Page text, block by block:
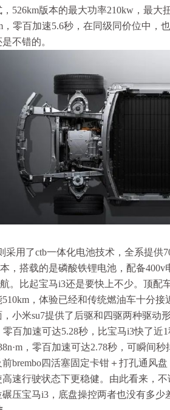
526km版本的最大功率210kw，最大
，零百加速5.6秒，在同级同价位中
不错的。
采用了ctb一体化电池技术，全系提供
，搭载的是磷酸铁锂电池，配备
。比起宝马i3还是要快上不少。顶配
510km，体验已经和传统燃油车十分接
小米su7提供了后驱和四驱两种驱动
零百加速可达5.28秒，比宝马i3快了
，零百加速可达2.78秒，可瞬间
brembo四活塞固定卡钳＋打孔通风
高速行驶状态下更稳健。由此看来，
碾压宝马i3，底盘操控两者也没有多